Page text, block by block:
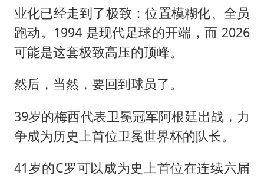
业化已经走到了极致：位置模糊化、全员
跑动。1994 是现代足球的开端，而 2026
可能是这套极致高压的顶峰。
然后，当然，要回到球员了。
39岁的梅西代表卫冕冠军阿根廷出战，力
争成为历史上首位卫冕世界杯的队长。
41岁的C罗可以成为史上首位在连续六届